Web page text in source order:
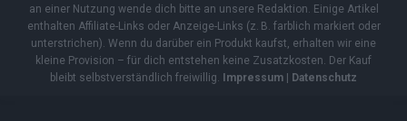
an einer Nutzung wende dich bitte an unsere Redaktion. Einige Artikel
enthalten Affiliate-Links oder Anzeige-Links (z. B. farblich markiert oder
unterstrichen). Wenn du darüber ein Produkt kaufst, erhalten wir eine
kleine Provision – für dich entstehen keine Zusatzkosten. Der Kauf
bleibt selbstverständlich freiwillig.
Impressum Datenschutz